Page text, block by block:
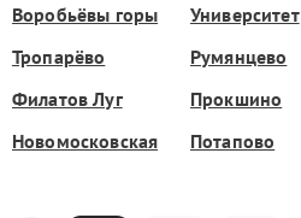
Воробьёвы горы Университет
Тропарёво
Румянцево
Филатов Луг
Прокшино
Новомосковская
Потапово